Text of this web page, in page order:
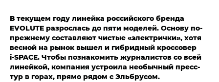
В текущем году линейка российского бренда
EVOLUTE разрослась до пяти моделей. Основу по-
прежнему составляют чистые «электрички», хотя
весной на рынок вышел и гибридный кроссовер
i‑SPACE. Чтобы познакомить журналистов со всей
линейкой, компания устроила необычный пресс-
тур в горах, прямо рядом с Эльбрусом.